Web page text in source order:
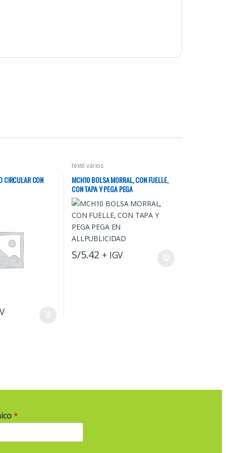
CIRCULAR CON
textil varios
MCH10 BOLSA MORRAL, CON FUELLE,
CON TAPA Y PEGA PEGA
S/5.42 + IGV
*